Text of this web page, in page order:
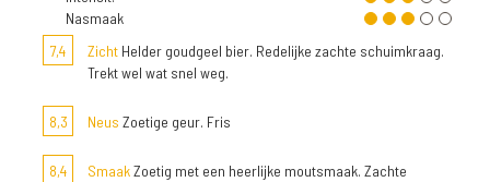
Nasmaak
7,4
Zicht Helder goudgeel bier. Redelijke zachte schuimkraag.
Trekt wel wat snel weg.
8,3 Neus Zoetige geur. Fris
8,4 SmaakZoetig met een heerlijke moutsmaak. Zachte